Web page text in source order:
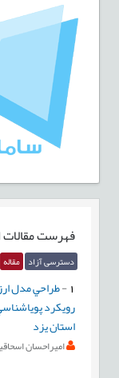
فهرست مقالات
دسترسی آزاد مقاله
-طراحي مدل
رويکرد
استان يزد
امیراحسان